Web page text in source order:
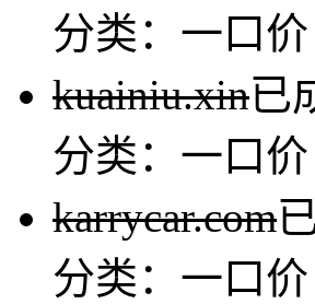
分类：一口价
kuainiu.xin已
分类：一口价
karrycar.com
分类：一口价